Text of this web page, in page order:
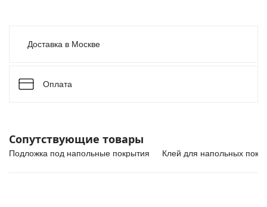
Доставка в Москве
Оплата
Сопутствующие товары
Подложка под напольные покрытия Клей для напольных